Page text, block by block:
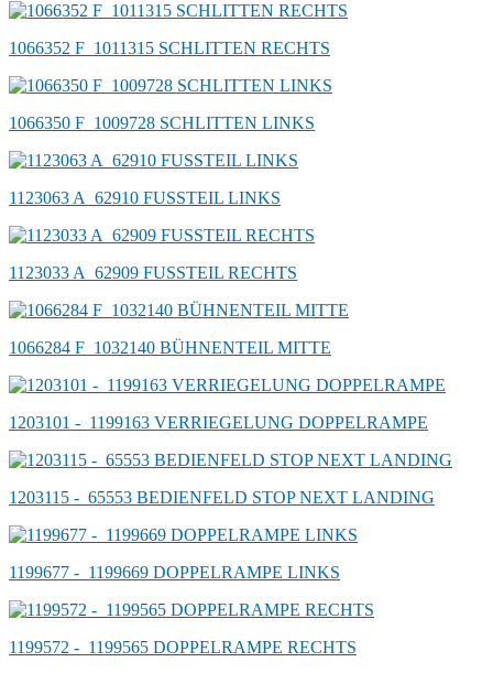
1066352 F_1011315 SCHLITTEN RECHTS
1066350 F_1009728 SCHLITTEN LINKS
1123063 A_62910 FUSSTEIL LINKS
1123033 A_62909 FUSSTEIL RECHTS
1066284 F_1032140 BÜHNENTEIL MITTE
1203101 -_1199163 VERRIEGELUNG DOPPELRAMPE
1203115 -_65553 BEDIENFELD STOP NEXT LANDING
1199677 -_1199669 DOPPELRAMPE LINKS
1199572 -_1199565 DOPPELRAMPE RECHTS